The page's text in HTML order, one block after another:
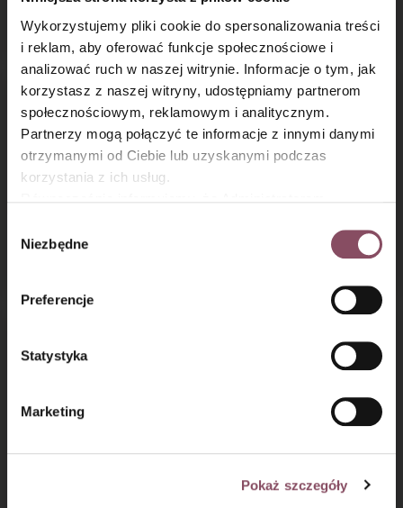
Wykorzystujemy pliki cookie do spersonalizowania treści
i reklam, aby oferować funkcje społecznościowe i
analizować ruch w naszej witrynie. Informacje o tym, jak
korzystasz z naszej witryny, udostępniamy partnerom
społecznościowym, reklamowym i analitycznym.
Partnerzy mogą połączyć te informacje z innymi danymi
otrzymanymi od Ciebie lub uzyskanymi podczas
korzystania z ich usług.
Gdańsk (80-339) adres: Dickmana 14/15 więcej
informacji o przetwarzaniu danych osobowych oraz
Polityce
prywatności.
zgody
Niezbędne
Preferencje
Statystyka
Marketing
Pokaż szczegóły
z choinkami
owsiane z czekoladą
Kruche paluchy Baby
ciasteczka z chili
×